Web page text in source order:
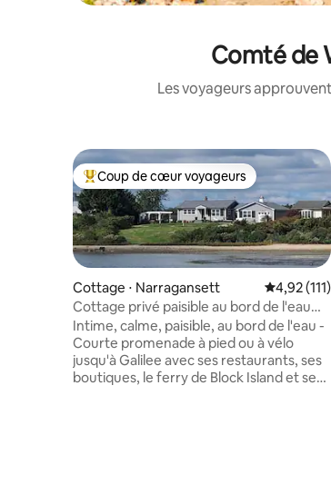
Comté de
Les voyageurs
Coups de cœur voyageurs les plus
Coup de cœur voyageurs
Cottage ⋅ Narragansett
4,92 (111)
Cottage privé paisible au bord de l'eau
sur une grande île
Intime, calme, paisible, au bord de l'eau -
Courte promenade à pied ou à vélo
jusqu'à Galilee avec ses restaurants, ses
boutiques, le ferry de Block Island et ses